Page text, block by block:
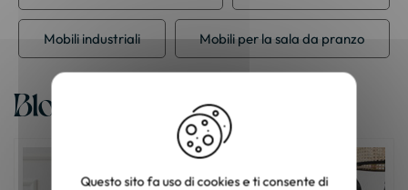
Mobili industriali Mobili per la sala da pranzo
Blog
Questo sito fa uso di cookies e ti consente di